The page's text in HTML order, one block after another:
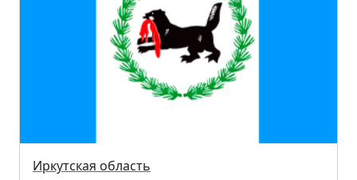
Иркутская область